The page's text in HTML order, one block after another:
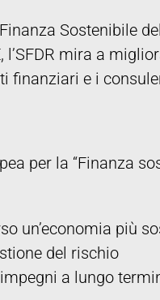
Sostenibile
mira a
finanziari e i
per la “Finanza
un’economia più
del rischio
a lungo